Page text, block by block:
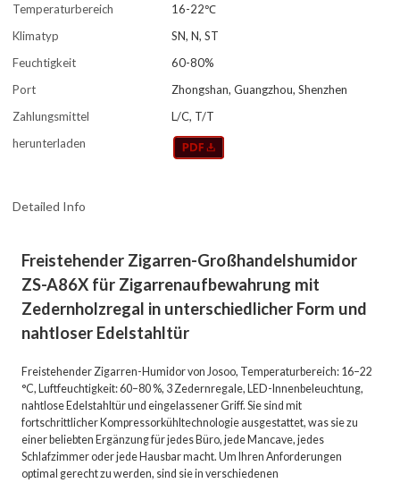
Temperaturbereich
16-22℃
Klimatyp
SN, N, ST
Feuchtigkeit
60-80%
Port
Zhongshan, Guangzhou, Shenzhen
Zahlungsmittel
L/C, T/T
herunterladen
Detailed Info
Freistehender Zigarren-Großhandelshumidor
ZS-A86X für Zigarrenaufbewahrung mit
Zedernholzregal in unterschiedlicher Form und
nahtloser Edelstahltür
Freistehender Zigarren-Humidor von Josoo, Temperaturbereich: 16–22
°C, Luftfeuchtigkeit: 60–80 %, 3 Zedernregale, LED-Innenbeleuchtung,
nahtlose Edelstahltür und eingelassener Griff. Sie sind mit
fortschrittlicher Kompressorkühltechnologie ausgestattet, was sie zu
einer beliebten Ergänzung für jedes Büro, jede Mancave, jedes
Schlafzimmer oder jede Hausbar macht. Um Ihren Anforderungen
optimal gerecht zu werden, sind sie in verschiedenen